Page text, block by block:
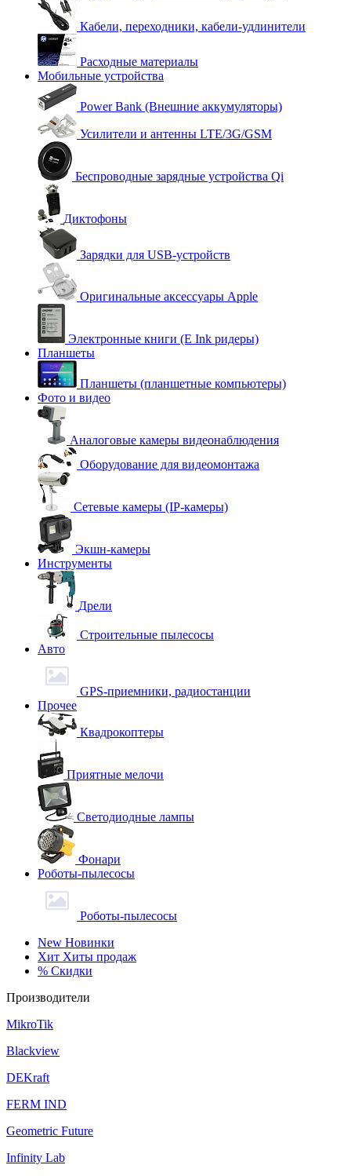
Кабели, переходники, кабели-удлинители
Расходные материалы
Мобильные устройства
Power Bank (Внешние аккумуляторы)
Усилители и антенны LTE/3G/GSM
Беспроводные зарядные устройства Qi
Диктофоны
Зарядки для USB-устройств
Оригинальные аксессуары Apple
Электронные книги (E Ink ридеры)
Планшеты
Планшеты (планшетные компьютеры)
Фото и видео
Аналоговые камеры видеонаблюдения
Оборудование для видеомонтажа
Сетевые камеры (IP-камеры)
Экшн-камеры
Инструменты
Дрели
Строительные пылесосы
Авто
GPS-приемники, радиостанции
Прочее
Квадрокоптеры
Приятные мелочи
Светодиодные лампы
Фонари
Роботы-пылесосы
Роботы-пылесосы
New Новинки
Хит Хиты продаж
% Скидки
Производители
MikroTik
Blackview
DEKraft
FERM IND
Geometric Future
Infinity Lab